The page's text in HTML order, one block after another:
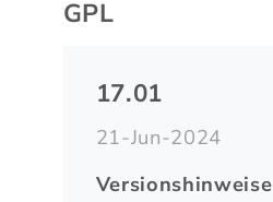
GPL
17.01
21-Jun-2024
Versionshinweise